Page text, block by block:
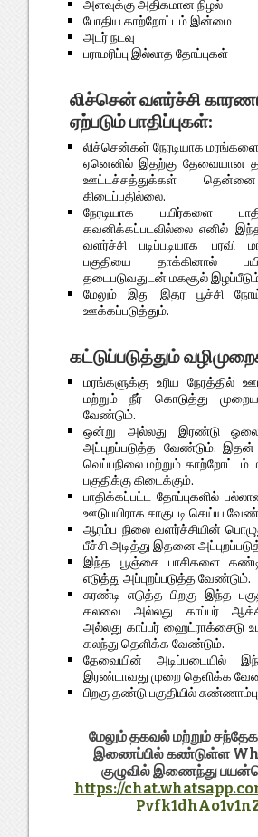
அளவுக்கு அதிகமான நிழல்
போதிய காற்றோட்டம் இன்மை
அடர் நடவு
பராமரிப்பு இல்லாத தோப்புகள்
லிச்சென் வளர்ச்சி
ஏற்படும் பாதிப்புகள்:
லிச்சென்கள் நேரடியாக மரங்களை
ஏனெனில் இதற்கு தேவையான
ஊட்டச்சத்துக்கள்
கிடைப்பதில்லை.
நேரடியாக பயிர்களை
கவனிக்கப்படவில்லை எனில்
வளர்ச்சி படிப்படியாக
பகுதியை தாக்கினால்
தடைபடுவதுடன் மகசூல்
மேலும் இது இதர பூச்சி
ஊக்கப்படுத்தும்.
கட்டுப்படுத்தும்
மரங்களுக்கு உரிய நேரத்தில்
மற்றும் நீர் கொடுத்து
வேண்டும்.
ஒன்று அல்லது இரண்டு
அப்புறப்படுத்த வேண்டும்.
வெப்பநிலை மற்றும் காற்றோட்டம்
பகுதிக்கு கிடைக்கும்.
பாதிக்கப்பட்ட தோப்புகளில்
ஊடுபயிராக சாகுபடி செய்ய
ஆரம்ப நிலை வளர்ச்சியின்
பீச்சி அடித்து இதனை
இந்த பூஞ்சை பாசிகளை
எடுத்து அப்புறப்படுத்த வேண்டும்.
சுரண்டி எடுத்த பிறகு இந்த
கலவை அல்லது காப்பர்
அல்லது காப்பர் ஹைட்ராக்சைடு
கலந்து தெளிக்க வேண்டும்.
தேவையின் அடிப்படையில்
இரண்டாவது முறை தெளிக்க
பிறகு தண்டு பகுதியில்
மேலும் தகவல் மற்றும்
இணைப்பில் கண்டுள்ள
குழுவில் இணைந்து
https://